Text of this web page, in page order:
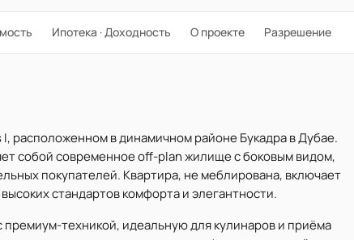
Ипотека · Доходность О проекте Разрешение
расположенном в динамичном районе Букадра в Дубае.
собой современное off-plan жилище с боковым видом,
покупателей. Квартира, не меблирована, включает
стандартов комфорта и элегантности.
техникой, идеальную для кулинаров и приёма